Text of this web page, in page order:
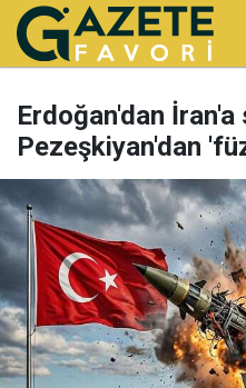
Erdoğan'dan İran'a
Pezeşkiyan'dan